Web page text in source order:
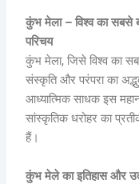
कुंभ मेला – विश्व का सबसे
परिचय
कुंभ मेला, जिसे विश्व का
संस्कृति और परंपरा का
आध्यात्मिक साधक इस
सांस्कृतिक धरोहर का
हैं।
कुंभ मेले का इतिहास और